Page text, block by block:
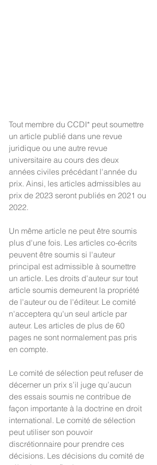
Tout membre du CCDI* peut soumettre
un article publié dans une revue
juridique ou une autre revue
universitaire au cours des deux
années civiles précédant l'année du
prix. Ainsi, les articles admissibles au
prix de 2023 seront publiés en 2021 ou
2022.
Un même article ne peut être soumis
plus d'une fois. Les articles co-écrits
peuvent être soumis si l'auteur
principal est admissible à soumettre
un article. Les droits d'auteur sur tout
article soumis demeurent la propriété
de l'auteur ou de l'éditeur. Le comité
n'acceptera qu'un seul article par
auteur. Les articles de plus de 60
pages ne sont normalement pas pris
en compte.
Le comité de sélection peut refuser de
décerner un prix s’il juge qu’aucun
des essais soumis ne contribue de
façon importante à la doctrine en droit
international. Le comité de sélection
peut utiliser son pouvoir
discrétionnaire pour prendre ces
décisions. Les décisions du comité de